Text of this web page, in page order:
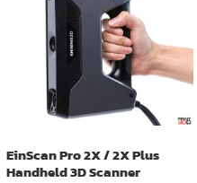
EinScan Pro 2X / 2X Plus
Handheld 3D Scanner